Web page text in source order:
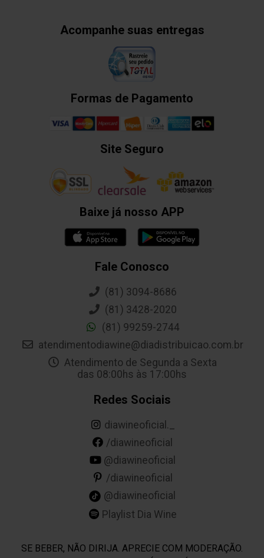
Acompanhe suas entregas
Formas de Pagamento
Site Seguro
Baixe já nosso APP
Fale Conosco
(81) 3094-8686
(81) 3428-2020
(81) 99259-2744
atendimentodiawine@diadistribuicao.com.br
Atendimento de Segunda a Sexta
das 08:00hs às 17:00hs
Redes Sociais
diawineoficial._
/diawineoficial
@diawineoficial
/diawineoficial
@diawineoficial
Playlist Dia Wine
SE BEBER, NÃO DIRIJA. APRECIE COM MODERAÇÃO.